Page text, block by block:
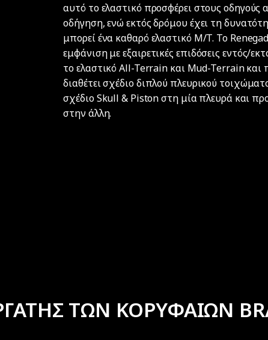
αυτό το ελαστικό προσφέρει στους
οδήγηση, ενώ εκτός δρόμου έχει τη
μπορεί ένα καθαρό ελαστικό M/T. Το
εμφάνιση με εξαιρετικές επιδόσεις εντός/
το ελαστικό All-Terrain και Mud-Terrain και
διαθέτει σχέδιο διπλού πλευρικού
σχέδιο Skull & Piston στη μία πλευρά και
στην άλλη.
ΤΩΝ ΚΟΡΥΦΑΙΩΝ